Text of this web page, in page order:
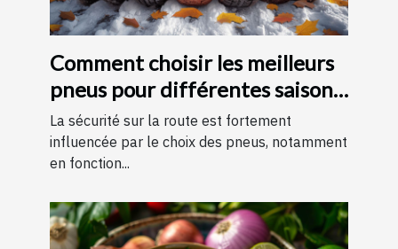
Comment choisir les meilleurs
pneus pour différentes saisons
?
La sécurité sur la route est fortement
influencée par le choix des pneus, notamment
en fonction...